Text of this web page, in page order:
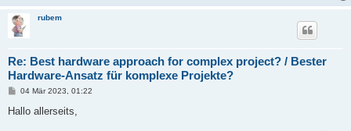
rubem
Re: Best hardware approach for complex project? / Bester
Hardware-Ansatz für komplexe Projekte?
B
i
04 Mär 2023, 01:22
Hallo allerseits,